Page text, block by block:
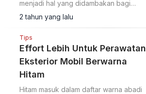
menjadi hal yang didambakan bagi
setiap pemilik mobil.
2 tahun yang lalu
Tips
Effort Lebih Untuk Perawatan
Eksterior Mobil Berwarna
Hitam
Hitam masuk dalam daftar warna abadi